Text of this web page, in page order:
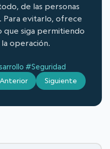
de las personas
Para evitarlo, ofrece
que siga permitiendo
operación.
#Seguridad
Anterior Siguiente